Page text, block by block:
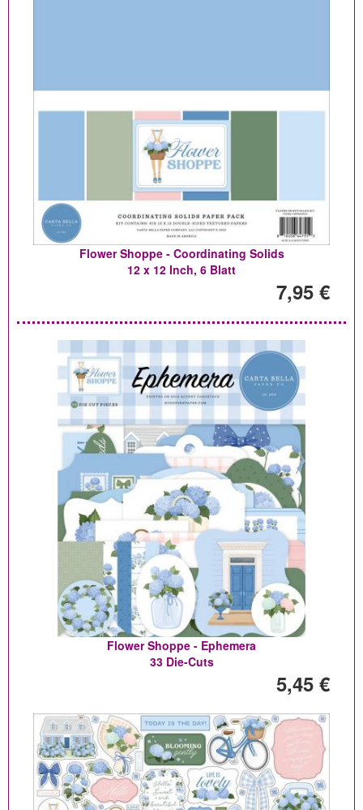
Flower Shoppe - Coordinating Solids
12 x 12 Inch, 6 Blatt
7,95 €
Flower Shoppe - Ephemera
33 Die-Cuts
5,45 €